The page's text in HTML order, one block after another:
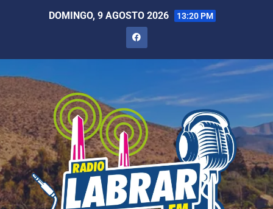
DOMINGO, 9 AGOSTO 2026 13:20 PM